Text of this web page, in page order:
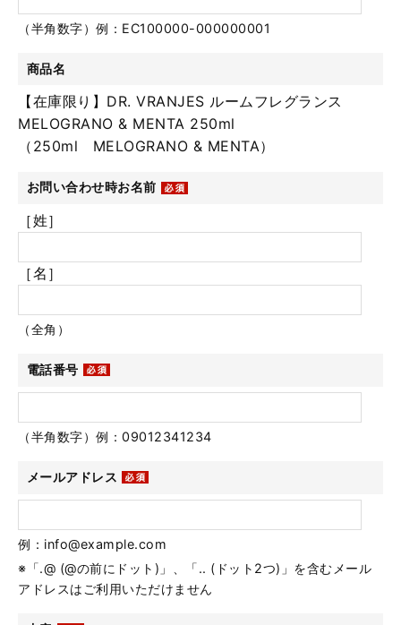
（半角数字）例：EC100000-000000001
商品名
【在庫限り】DR. VRANJES ルームフレグランス
MELOGRANO & MENTA 250ml
（250ml MELOGRANO & MENTA）
お問い合わせ時お名前
［姓］
［名］
（全角）
電話番号
（半角数字）例：09012341234
メールアドレス
例：info@example.com
※「.@ (@の前にドット)」、「.. (ドット2つ)」を含むメール
アドレスはご利用いただけません